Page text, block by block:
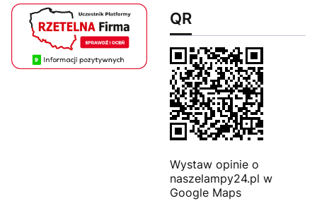
QR
Wystaw opinie o
naszelampy24.pl w
Google Maps